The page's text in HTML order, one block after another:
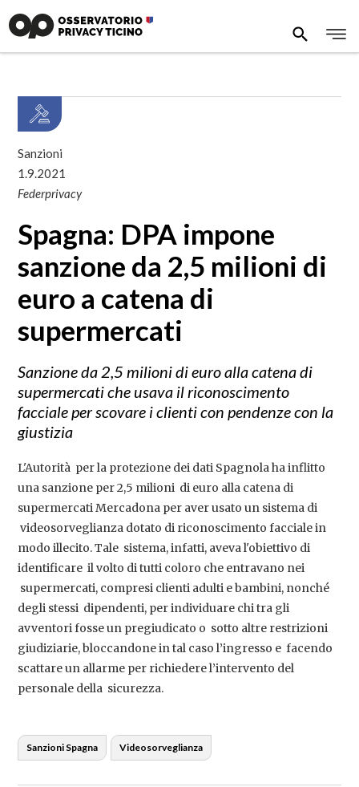
Sanzioni
1.9.2021
Federprivacy
Spagna: DPA impone
sanzione da 2,5 milioni di
euro a catena di
supermercati
Sanzione da 2,5 milioni di euro alla catena di
supermercati che usava il riconoscimento
facciale per scovare i clienti con pendenze con la
giustizia
L'Autorità per la protezione dei dati Spagnola ha inflitto
una sanzione per 2,5 milioni di euro alla catena di
supermercati Mercadona per aver usato un sistema di
videosorveglianza dotato di riconoscimento facciale in
modo illecito. Tale sistema, infatti, aveva l'obiettivo di
identificare il volto di tutti coloro che entravano nei
supermercati, compresi clienti adulti e bambini, nonché
degli stessi dipendenti, per individuare chi tra gli
avventori fosse un pregiudicato o sotto altre restrizioni
giudiziarie, bloccandone in tal caso l’ingresso e facendo
scattare un allarme per richiedere l’intervento del
personale della sicurezza.
Sanzioni Spagna Videosorveglianza